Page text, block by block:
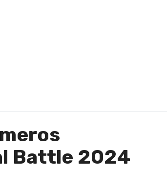
Battle 2024